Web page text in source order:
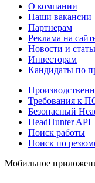
О компании
Наши вакансии
Партнерам
Реклама на
Новости и
Инвесторам
Кандидаты по
Требования к
Безопасный
HeadHunter API
Поиск работы
Поиск по
Мобильное